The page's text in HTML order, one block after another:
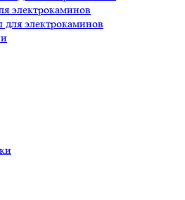
электрокаминов
электрокаминов